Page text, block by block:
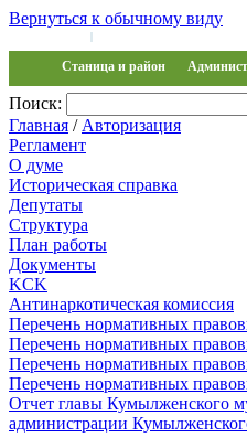
Вернуться к обычному виду
|
Станица и район
Поиск:
Главная / Авторизация
Регламент
О думе
Историческая справка
Депутаты
Структура
План работы
Документы
KCK
Антинаркотическая комиссия
Перечень нормативных
Перечень нормативных
Перечень нормативных
Перечень нормативных
Отчет главы Кумылженского
администрации